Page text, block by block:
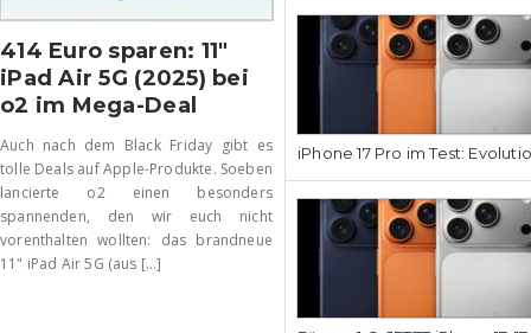
414 Euro sparen: 11″
iPad Air 5G (2025) bei
o2 im Mega-Deal
Auch nach dem Black Friday gibt es
tolle Deals auf Apple-Produkte. Soeben
lancierte o2 einen besonders
spannenden, den wir euch nicht
vorenthalten wollten: das brandneue
11" iPad Air 5G (aus [...]
iPhone 17 Pro im Test: